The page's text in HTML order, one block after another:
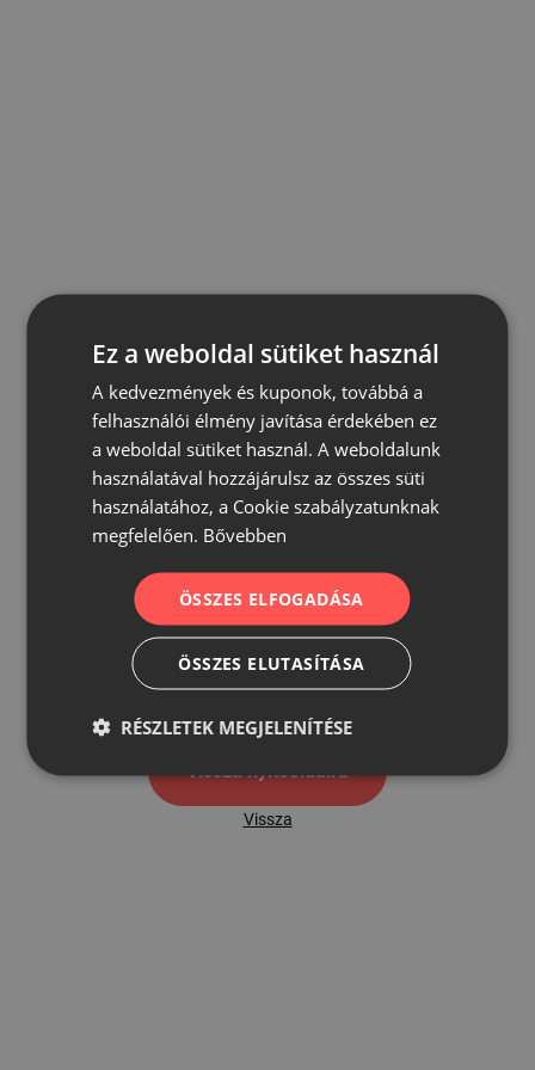
500
Vissza nyítóoldalra
Vissza
Ez a weboldal sütiket használ
A kedvezmények és kuponok, továbbá a
felhasználói élmény javítása érdekében ez
a weboldal sütiket használ. A weboldalunk
használatával hozzájárulsz az összes süti
használatához, a Cookie szabályzatunknak
megfelelően. Bővebben
ÖSSZES ELFOGADÁSA
ÖSSZES ELUTASÍTÁSA
RÉSZLETEK MEGJELENÍTÉSE